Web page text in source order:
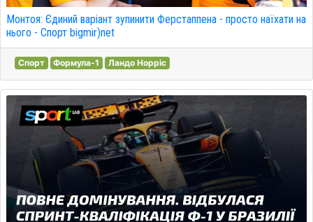
Монтоя: Єдиний варіант зупинити Ферстаппена - просто наїхати на
нього - Спорт bigmir)net
Спорт Формула-1 Ландо Норріс